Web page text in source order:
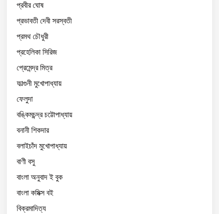
প্রবীর ঘোষ
প্রভাবতী দেবী সরস্বতী
প্রমথ চৌধুরী
প্রহেলিকা সিরিজ
প্রেমেন্দ্র মিত্র
ফাল্গুনী মুখোপাধ্যায়
ফেলুদা
বঙ্কিমচন্দ্র চট্টোপাধ্যায়
বনানী শিকদার
বলাইচাঁদ মুখোপাধ্যায়
বাণী বসু
বাংলা অনুবাদ ই বুক
বাংলা কমিক্স বই
বিক্রমাদিত্য